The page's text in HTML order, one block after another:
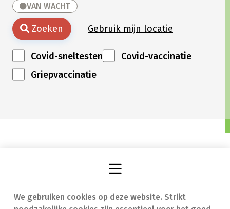
We gebruiken cookies op deze website. Strikt
VAN WACHT
Zoeken Gebruik mijn locatie
Covid-sneltesten
Covid-vaccinatie
Griepvaccinatie
Vind een apotheek In geval van nood